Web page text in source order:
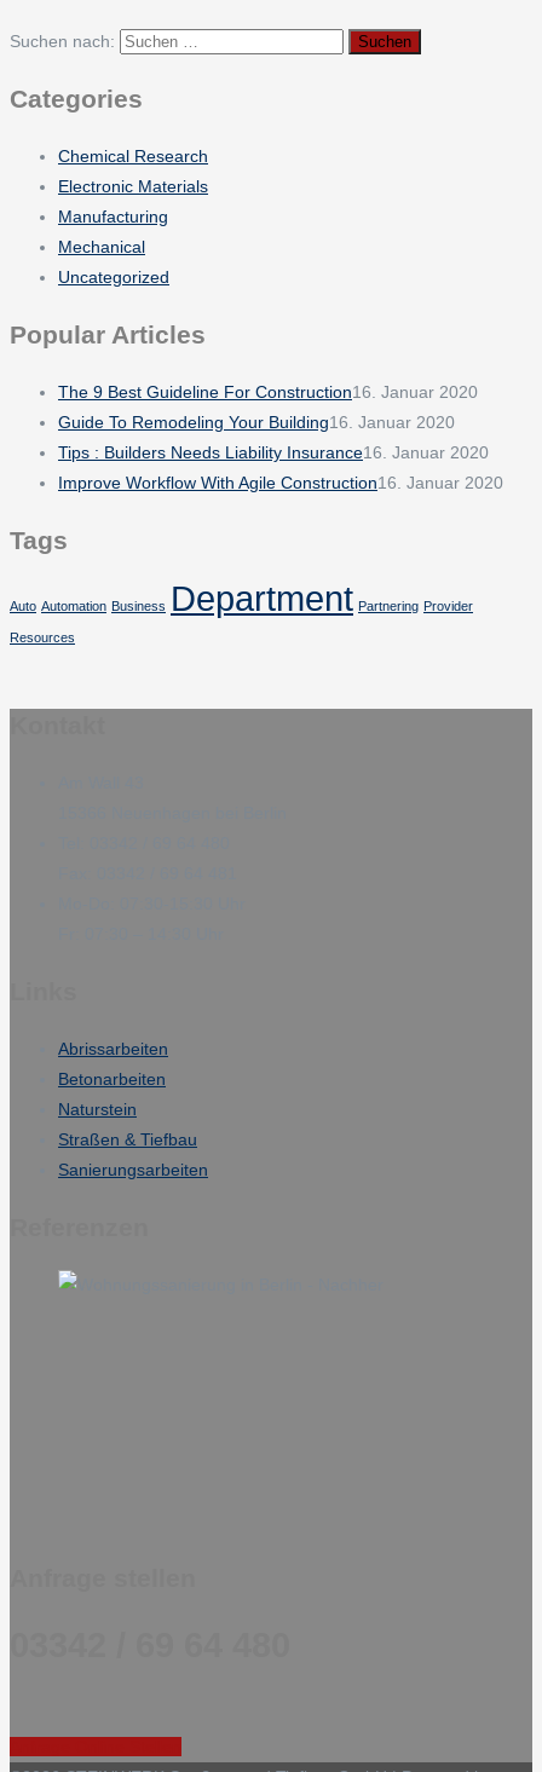
Suchen nach:
Categories
Chemical Research
Electronic Materials
Manufacturing
Mechanical
Uncategorized
Popular Articles
The 9 Best Guideline For Construction16. Januar 2020
Guide To Remodeling Your Building16. Januar 2020
Tips : Builders Needs Liability Insurance16. Januar 2020
Improve Workflow With Agile Construction16. Januar 2020
Tags
Auto Automation Business Department Partnering Provider
Resources
Abrissarbeiten
Betonarbeiten
Naturstein
Straßen & Tiefbau
Sanierungsarbeiten